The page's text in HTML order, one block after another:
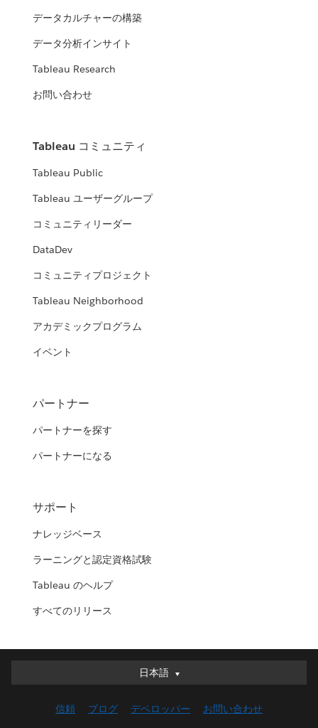
データカルチャーの構築
データ分析インサイト
Tableau Research
お問い合わせ
Tableau コミュニティ
Tableau Public
Tableau ユーザーグループ
コミュニティリーダー
DataDev
コミュニティプロジェクト
Tableau Neighborhood
アカデミックプログラム
イベント
パートナー
パートナーを探す
パートナーになる
サポート
ナレッジベース
ラーニングと認定資格試験
Tableau のヘルプ
すべてのリリース
日本語
日本語
English (UK)
信頼 ブログ デベロッパー お問い合わせ